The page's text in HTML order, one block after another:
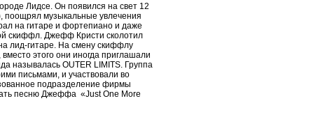
Лидсе. Он появился на свет 12
поощрял музыкальные увлечения
на гитаре и фортепиано и даже
скиффл. Джефф Кристи сколотил
лид-гитаре. На смену скиффлу
этого они иногда приглашали
называлась OUTER LIMITS. Группа
письмами, и участвовали во
подразделение фирмы
песню Джеффа «Just One More